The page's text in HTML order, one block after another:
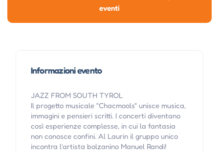
eventi
Informazioni evento
JAZZ FROM SOUTH TYROL
Il progetto musicale "Chacmools" unisce musica,
immagini e pensieri scritti. I concerti diventano
così esperienze complesse, in cui la fantasia
non conosce confini. Al Laurin il gruppo unico
incontra l’artista bolzanino Manuel Randi!